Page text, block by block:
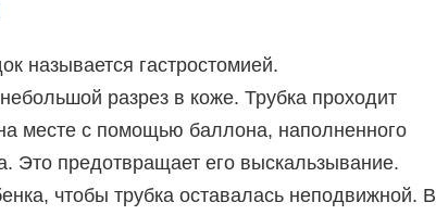
называется гастростомией.
разрез в коже. Трубка проходит
месте с помощью баллона, наполненного
Это предотвращает его выскальзывание.
чтобы трубка оставалась неподвижной. В